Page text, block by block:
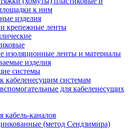
к ним
изделия
крепежные ленты
изоляционные ленты и материалы
изделия
системы
кабеленесущим системам
для кабеленесущих
кабель-каналов
(метод Сендзимира)